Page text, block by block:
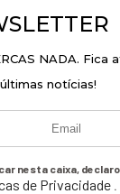
NADA. Fica
notícias!
nesta caixa,
de Privacidade